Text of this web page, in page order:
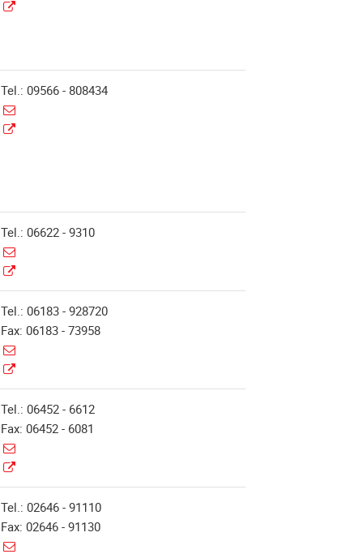
Tel.: 09566 - 808434
Tel.: 06622 - 9310
Tel.: 06183 - 928720
Fax: 06183 - 73958
Tel.: 06452 - 6612
Fax: 06452 - 6081
Tel.: 02646 - 91110
Fax: 02646 - 91130